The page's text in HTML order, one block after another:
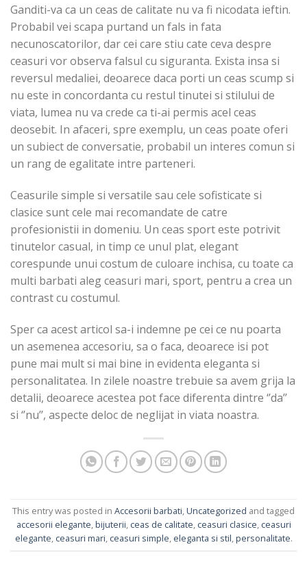
Ganditi-va ca un ceas de calitate nu va fi nicodata ieftin.
Probabil vei scapa purtand un fals in fata
necunoscatorilor, dar cei care stiu cate ceva despre
ceasuri vor observa falsul cu siguranta. Exista insa si
reversul medaliei, deoarece daca porti un ceas scump si
nu este in concordanta cu restul tinutei si stilului de
viata, lumea nu va crede ca ti-ai permis acel ceas
deosebit. In afaceri, spre exemplu, un ceas poate oferi
un subiect de conversatie, probabil un interes comun si
un rang de egalitate intre parteneri.
Ceasurile simple si versatile sau cele sofisticate si
clasice sunt cele mai recomandate de catre
profesionistii in domeniu. Un ceas sport este potrivit
tinutelor casual, in timp ce unul plat, elegant
corespunde unui costum de culoare inchisa, cu toate ca
multi barbati aleg ceasuri mari, sport, pentru a crea un
contrast cu costumul.
Sper ca acest articol sa-i indemne pe cei ce nu poarta
un asemenea accesoriu, sa o faca, deoarece isi pot
pune mai mult si mai bine in evidenta eleganta si
personalitatea. In zilele noastre trebuie sa avem grija la
detalii, deoarece acestea pot face diferenta dintre ‘’da’’
si ‘’nu’’, aspecte deloc de neglijat in viata noastra.
This entry was posted in Accesorii barbati,Uncategorized and tagged
accesorii elegante,bijuterii, ceas de calitate, ceasuri clasice, ceasuri
elegante, ceasuri mari, ceasuri simple, eleganta si stil,personalitate.